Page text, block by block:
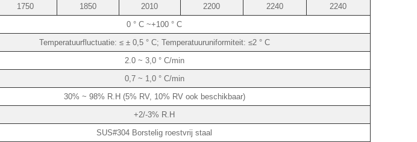
1750
1850
2010
2200
2240
2240
0 ° C ~+100 ° C
Temperatuurfluctuatie: ≤ ± 0,5 ° C; Temperatuuruniformiteit: ≤2 ° C
2.0 ~ 3,0 ° C/min
0,7 ~ 1,0 ° C/min
30% ~ 98% R.H (5% RV, 10% RV ook beschikbaar)
+2/-3% R.H
SUS#304 Borstelig roestvrij staal